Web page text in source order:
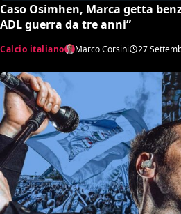
Caso Osimhen, Marca getta
ADL guerra da tre anni”
Calcio italiano Marco Corsini 27